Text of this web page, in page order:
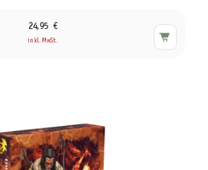
24,95 €
inkl. MwSt.